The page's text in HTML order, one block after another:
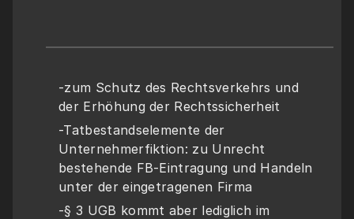
-zum Schutz des Rechtsverkehrs und
der Erhöhung der Rechtssicherheit
-Tatbestandselemente der
Unternehmerfiktion: zu Unrecht
bestehende FB-Eintragung und Handeln
unter der eingetragenen Firma
-§ 3 UGB kommt aber lediglich im